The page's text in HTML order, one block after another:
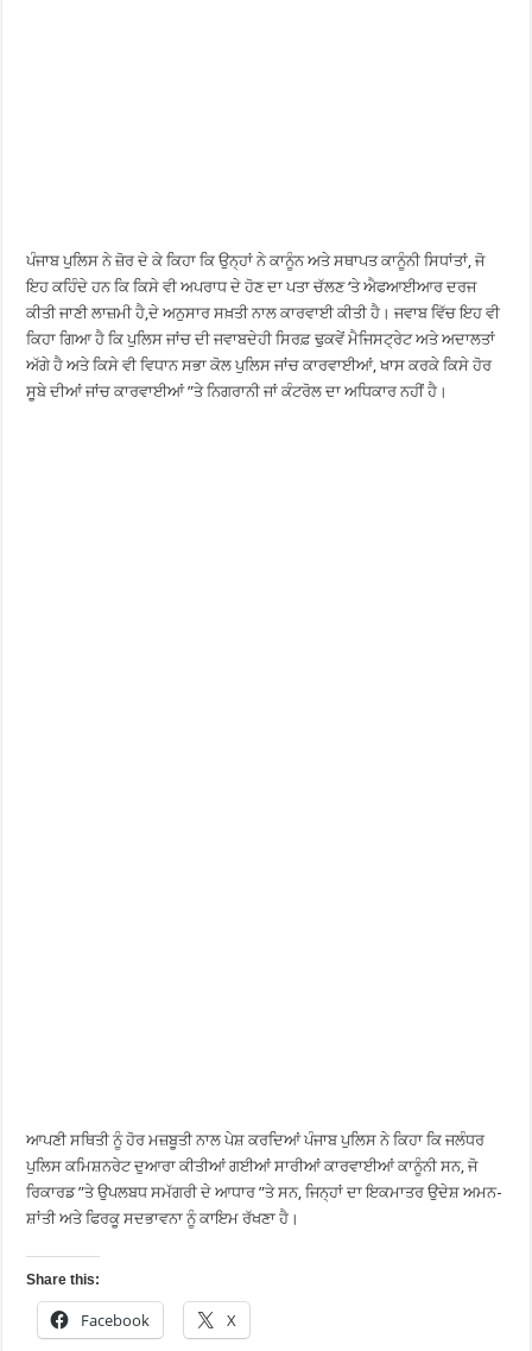
ਪੰਜਾਬ ਪੁਲਿਸ ਨੇ ਜ਼ੋਰ ਦੇ ਕੇ ਕਿਹਾ ਕਿ ਉਨ੍ਹਾਂ ਨੇ ਕਾਨੂੰਨ ਅਤੇ ਸਥਾਪਤ ਕਾਨੂੰਨੀ ਸਿਧਾਂਤਾਂ, ਜੋ
ਇਹ ਕਹਿੰਦੇ ਹਨ ਕਿ ਕਿਸੇ ਵੀ ਅਪਰਾਧ ਦੇ ਹੋਣ ਦਾ ਪਤਾ ਚੱਲਣ ‘ਤੇ ਐਫਆਈਆਰ ਦਰਜ
ਕੀਤੀ ਜਾਣੀ ਲਾਜ਼ਮੀ ਹੈ,ਦੇ ਅਨੁਸਾਰ ਸਖ਼ਤੀ ਨਾਲ ਕਾਰਵਾਈ ਕੀਤੀ ਹੈ। ਜਵਾਬ ਵਿੱਚ ਇਹ ਵੀ
ਕਿਹਾ ਗਿਆ ਹੈ ਕਿ ਪੁਲਿਸ ਜਾਂਚ ਦੀ ਜਵਾਬਦੇਹੀ ਸਿਰਫ਼ ਢੁਕਵੇਂ ਮੈਜਿਸਟ੍ਰੇਟ ਅਤੇ ਅਦਾਲਤਾਂ
ਅੱਗੇ ਹੈ ਅਤੇ ਕਿਸੇ ਵੀ ਵਿਧਾਨ ਸਭਾ ਕੋਲ ਪੁਲਿਸ ਜਾਂਚ ਕਾਰਵਾਈਆਂ, ਖਾਸ ਕਰਕੇ ਕਿਸੇ ਹੋਰ
ਸੂਬੇ ਦੀਆਂ ਜਾਂਚ ਕਾਰਵਾਈਆਂ ”ਤੇ ਨਿਗਰਾਨੀ ਜਾਂ ਕੰਟਰੋਲ ਦਾ ਅਧਿਕਾਰ ਨਹੀਂ ਹੈ।
ਆਪਣੀ ਸਥਿਤੀ ਨੂੰ ਹੋਰ ਮਜ਼ਬੂਤੀ ਨਾਲ ਪੇਸ਼ ਕਰਦਿਆਂ ਪੰਜਾਬ ਪੁਲਿਸ ਨੇ ਕਿਹਾ ਕਿ ਜਲੰਧਰ
ਪੁਲਿਸ ਕਮਿਸ਼ਨਰੇਟ ਦੁਆਰਾ ਕੀਤੀਆਂ ਗਈਆਂ ਸਾਰੀਆਂ ਕਾਰਵਾਈਆਂ ਕਾਨੂੰਨੀ ਸਨ, ਜੋ
ਰਿਕਾਰਡ ”ਤੇ ਉਪਲਬਧ ਸਮੱਗਰੀ ਦੇ ਆਧਾਰ ”ਤੇ ਸਨ, ਜਿਨ੍ਹਾਂ ਦਾ ਇਕਮਾਤਰ ਉਦੇਸ਼ ਅਮਨ-
ਸ਼ਾਂਤੀ ਅਤੇ ਫਿਰਕੂ ਸਦਭਾਵਨਾ ਨੂੰ ਕਾਇਮ ਰੱਖਣਾ ਹੈ।
Share this:
Facebook X